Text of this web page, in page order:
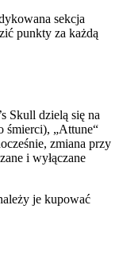
sekcja
punkty za każdą
Skull dzielą się na
śmierci), „Attune“
zmiana przy
i wyłączane
je kupować